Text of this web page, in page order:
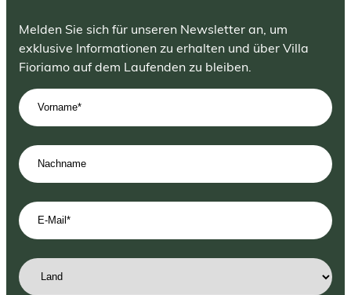
Melden Sie sich für unseren Newsletter an, um
exklusive Informationen zu erhalten und über Villa
Fioriamo auf dem Laufenden zu bleiben.
Vorname
Nachname
E-
Mail-
Land